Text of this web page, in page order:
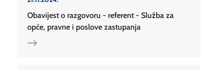
Obavijest o razgovoru - referent - Služba za
opće, pravne i poslove zastupanja